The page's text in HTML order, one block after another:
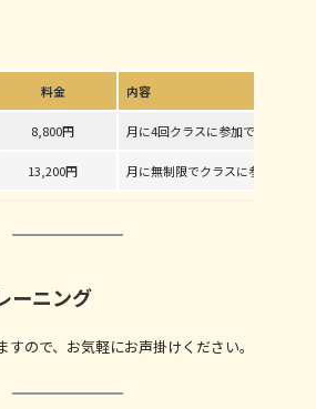
料金 内容
8,800円 月に4回クラスに参加できます。
13,200円 月に無制限でクラスに参加できま
ーニング
ので、お気軽にお声掛けください。